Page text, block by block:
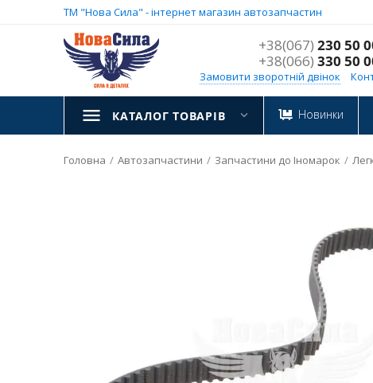
ТМ "Нова Сила" - інтернет магазин автозапчастин
+38(067) 230 50
+38(066) 330 50
Замовити зворотній двінок
КАТАЛОГ ТОВАРІВ Новинки
Головна / Автозапчастини / Запчастини до Іномарок /